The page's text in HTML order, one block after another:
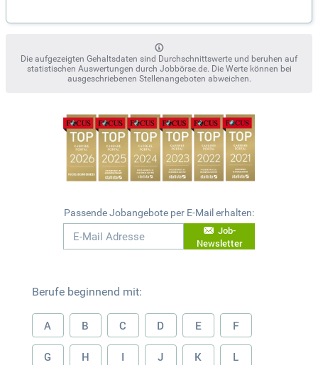
Die aufgezeigten Gehaltsdaten sind Durchschnittswerte und beruhen auf
statistischen Auswertungen durch Jobbörse.de. Die Werte können bei
ausgeschriebenen Stellenangeboten abweichen.
Passende Jobangebote per E-Mail erhalten:
Job-
Newsletter
Berufe beginnend mit:
A B C D E F
G H I J K L